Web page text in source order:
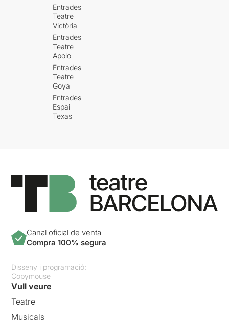
Entrades
Teatre
Victòria
Entrades
Teatre
Apolo
Entrades
Teatre
Goya
Entrades
Espai
Texas
Canal oficial de venta
Compra 100% segura
Disseny i programació:
Copymouse
Vull veure
Teatre
Musicals